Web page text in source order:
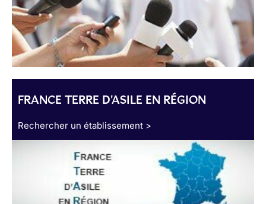
FRANCE TERRE D'ASILE EN RÉGION
Rechercher un établissement >